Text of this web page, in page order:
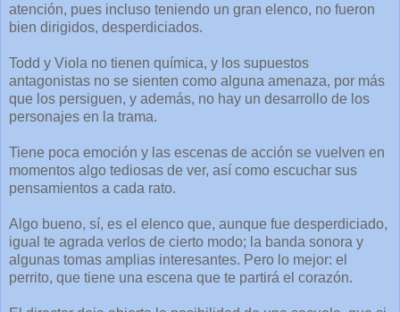
atención, pues incluso teniendo un gran elenco, no fueron
bien dirigidos, desperdiciados.
Todd y Viola no tienen química, y los supuestos
antagonistas no se sienten como alguna amenaza, por más
que los persiguen, y además, no hay un desarrollo de los
personajes en la trama.
Tiene poca emoción y las escenas de acción se vuelven en
momentos algo tediosas de ver, así como escuchar sus
pensamientos a cada rato.
Algo bueno, sí, es el elenco que, aunque fue desperdiciado,
igual te agrada verlos de cierto modo; la banda sonora y
algunas tomas amplias interesantes. Pero lo mejor: el
perrito, que tiene una escena que te partirá el corazón.